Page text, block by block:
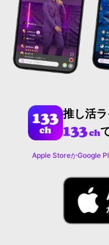
推し活
Apple StoreかGoogle